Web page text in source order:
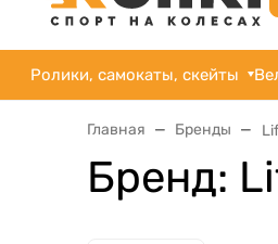
Ролики, самокаты, скейты
Главная Бренды
Бренд: